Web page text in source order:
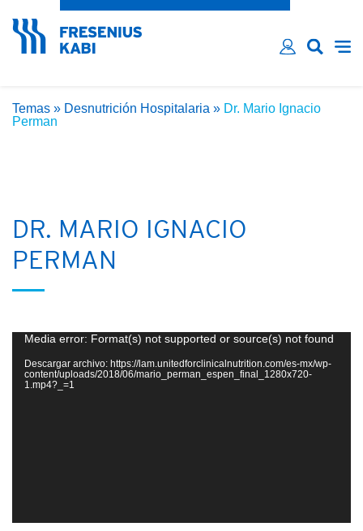
Email*
Recordarme
Temas » Desnutrición Hospitalaria » Dr. Mario Ignacio
Perman
DR. MARIO IGNACIO
PERMAN
Reproductor
de
vídeo
Media error: Format(s) not supported or source(s) not found
Descargar archivo: https://lam.unitedforclinicalnutrition.com/es-mx/wp-
content/uploads/2018/06/mario_perman_espen_final_1280x720-
1.mp4?_=1